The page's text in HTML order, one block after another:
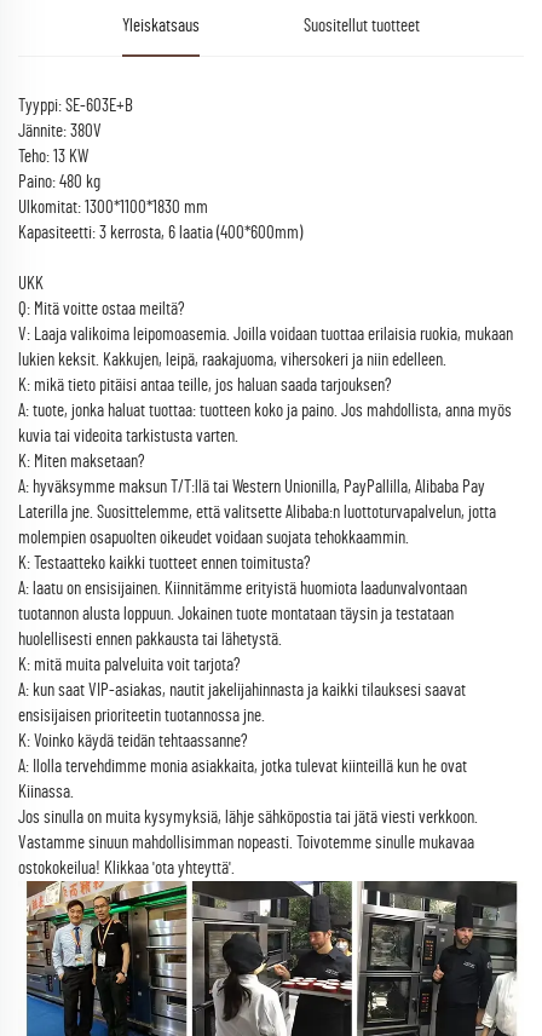
Yleiskatsaus Suositellut tuotteet
Tyyppi: SE-603E+B
Jännite: 380V
Teho: 13 KW
Paino: 480 kg
Ulkomitat: 1300*1100*1830 mm
Kapasiteetti: 3 kerrosta, 6 laatia (400*600mm)
UKK
Q: Mitä voitte ostaa meiltä?
V: Laaja valikoima leipomoasemia. Joilla voidaan tuottaa erilaisia ruokia, mukaan
lukien keksit. Kakkujen, leipä, raakajuoma, vihersokeri ja niin edelleen.
K: mikä tieto pitäisi antaa teille, jos haluan saada tarjouksen?
A: tuote, jonka haluat tuottaa: tuotteen koko ja paino. Jos mahdollista, anna myös
kuvia tai videoita tarkistusta varten.
K: Miten maksetaan?
A: hyväksymme maksun T/T:llä tai Western Unionilla, PayPallilla, Alibaba Pay
Laterilla jne. Suosittelemme, että valitsette Alibaba:n luottoturvapalvelun, jotta
molempien osapuolten oikeudet voidaan suojata tehokkaammin.
K: Testaatteko kaikki tuotteet ennen toimitusta?
A: laatu on ensisijainen. Kiinnitämme erityistä huomiota laadunvalvontaan
tuotannon alusta loppuun. Jokainen tuote montataan täysin ja testataan
huolellisesti ennen pakkausta tai lähetystä.
K: mitä muita palveluita voit tarjota?
A: kun saat VIP-asiakas, nautit jakelijahinnasta ja kaikki tilauksesi saavat
ensisijaisen prioriteetin tuotannossa jne.
K: Voinko käydä teidän tehtaassanne?
A: Ilolla tervehdimme monia asiakkaita, jotka tulevat kiinteillä kun he ovat
Kiinassa.
Jos sinulla on muita kysymyksiä, lähje sähköpostia tai jätä viesti verkkoon.
Vastamme sinuun mahdollisimman nopeasti. Toivotemme sinulle mukavaa
ostokokeilua! Klikkaa 'ota yhteyttä'.